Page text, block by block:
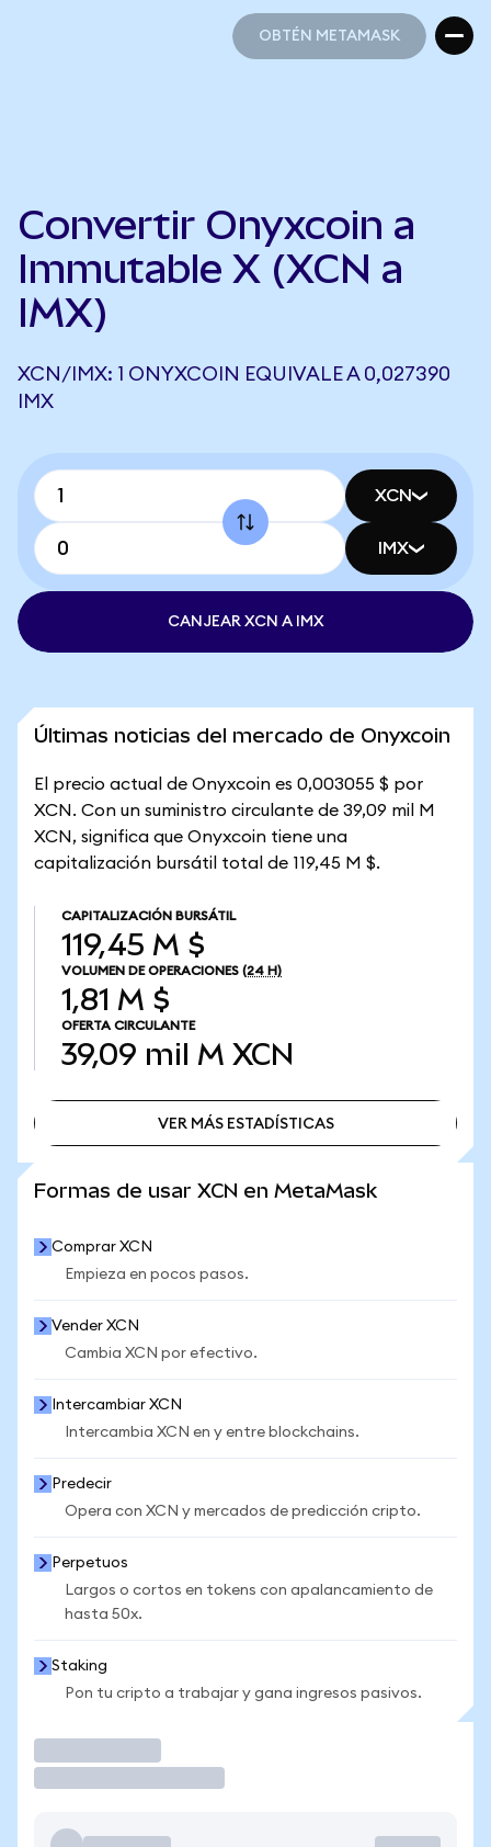
OBTÉN METAMASK
Convertir Onyxcoin a
Immutable X (XCN a
IMX)
XCN/IMX: 1 ONYXCOIN EQUIVALE A 0,027390
IMX
XCN
IMX
CANJEAR XCN A IMX
Últimas noticias del mercado de Onyxcoin
El precio actual de Onyxcoin es 0,003055 $ por
XCN. Con un suministro circulante de 39,09 mil M
XCN, significa que Onyxcoin tiene una
capitalización bursátil total de 119,45 M $.
CAPITALIZACIÓN BURSÁTIL
119,45 M $
VOLUMEN DE OPERACIONES (24 H)
1,81 M $
OFERTA CIRCULANTE
39,09 mil M XCN
VER MÁS ESTADÍSTICAS
Formas de usar XCN en MetaMask
Comprar XCN
Empieza en pocos pasos.
Vender XCN
Cambia XCN por efectivo.
Intercambiar XCN
Intercambia XCN en y entre blockchains.
Predecir
Opera con XCN y mercados de predicción cripto.
Perpetuos
Largos o cortos en tokens con apalancamiento de
hasta 50x.
Staking
Pon tu cripto a trabajar y gana ingresos pasivos.